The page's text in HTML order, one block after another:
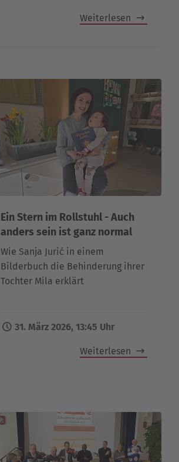
Weiterlesen
Ein Stern im Rollstuhl - Auch
anders sein ist ganz normal
Wie Sanja Jurić in einem
Bilderbuch die Behinderung ihrer
Tochter Mila erklärt
31. März 2026, 13:45 Uhr
Weiterlesen